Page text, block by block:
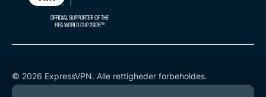
© 2026 ExpressVPN. Alle rettigheder forbeholdes.
Databeskyttelsespolitik